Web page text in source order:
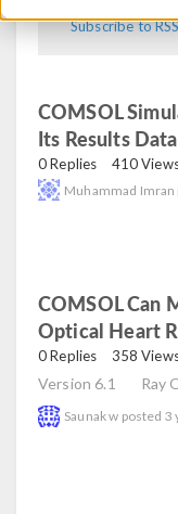
Subscribe to
COMSOL
Its Results
0 Replies 410
Muhammad Imran
COMSOL Can
Optical Heart
0 Replies 358
Version 6.1 Ray
Saunak w posted 3